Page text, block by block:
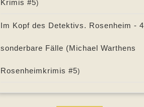
Krimis #5)
Im Kopf des Detektivs. Rosenheim - 4
sonderbare Fälle (Michael Warthens
Rosenheimkrimis #5)